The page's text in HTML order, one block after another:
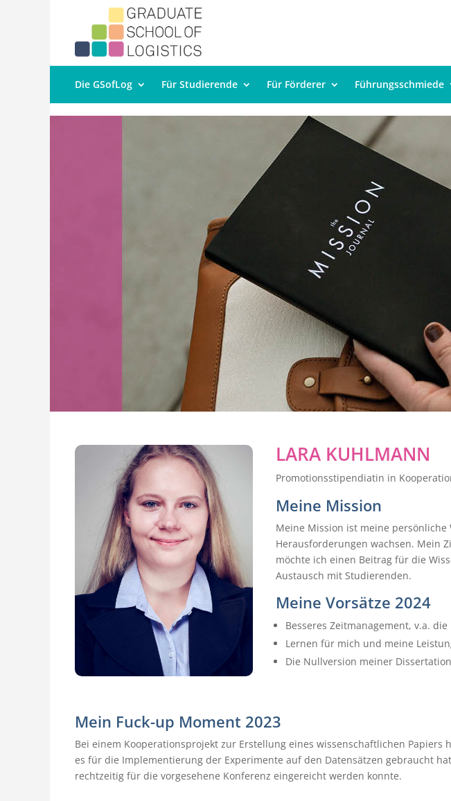
Die GSofLog Für Studierende Für Förderer Führungsschmiede
LARA KUHLMANN
Promotionsstipendiatin in
Meine Mission
Meine Mission ist meine
Herausforderungen wachsen. Mein
möchte ich einen Beitrag für die
Austausch mit Studierenden.
Meine Vorsätze 2024
Besseres Zeitmanagement, v.a.
Lernen für mich und meine
Die Nullversion meiner
Mein Fuck-up Moment 2023
Bei einem Kooperationsprojekt zur Erstellung eines wissenschaftlichen
es für die Implementierung der Experimente auf den Datensätzen gebraucht
rechtzeitig für die vorgesehene Konferenz eingereicht werden konnte.